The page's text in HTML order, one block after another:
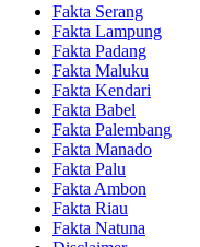
Fakta Serang
Fakta Lampung
Fakta Padang
Fakta Maluku
Fakta Kendari
Fakta Babel
Fakta Palembang
Fakta Manado
Fakta Palu
Fakta Ambon
Fakta Riau
Fakta Natuna